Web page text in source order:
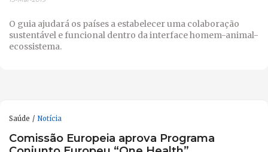
O guia ajudará os países a estabelecer uma colaboração
sustentável e funcional dentro da interface homem-animal-
ecossistema.
Saúde Notícia
Comissão Europeia aprova Programa